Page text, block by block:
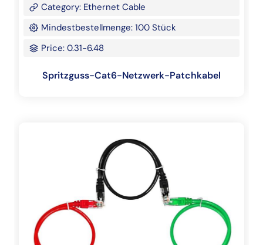
Category: Ethernet Cable
Mindestbestellmenge: 100 Stück
Price: 0.31-6.48
Spritzguss-Cat6-Netzwerk-Patchkabel